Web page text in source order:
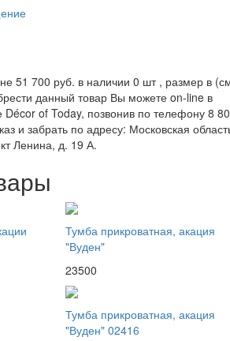
51 700 руб. в наличии 0 шт , размер в
данный товар Вы можете on-line в
of Today, позвонив по телефону 8
и забрать по адресу: Московская
Ленина, д. 19 А.
Тумба прикроватная, акация
"Вуден"
23500
Тумба прикроватная, акация
"Вуден" 02416